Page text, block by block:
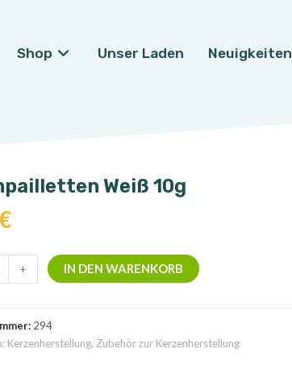
Shop Unser Laden Neuigkeiten
Weiß 10g
€
+ IN DEN WARENKORB
294
Kerzenherstellung, Zubehör zur Kerzenherstellung